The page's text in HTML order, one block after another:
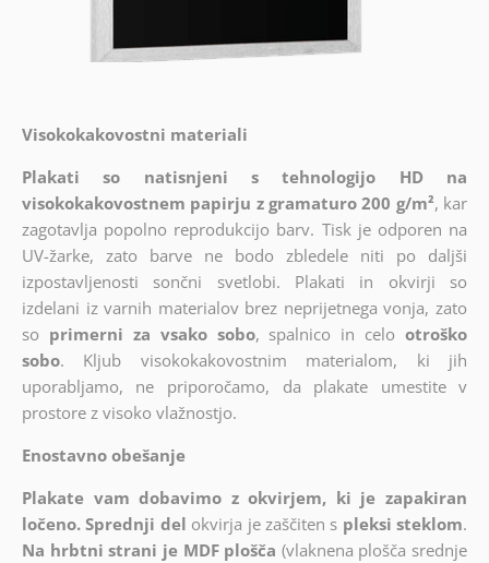
Visokokakovostni materiali
Plakati so natisnjeni s tehnologijo HD na
visokokakovostnem papirju z gramaturo 200 g/m², kar
zagotavlja popolno reprodukcijo barv. Tisk je odporen na
UV-žarke, zato barve ne bodo zbledele niti po daljši
izpostavljenosti sončni svetlobi. Plakati in okvirji so
izdelani iz varnih materialov brez neprijetnega vonja, zato
so primerni za vsako sobo, spalnico in celo otroško
sobo. Kljub visokokakovostnim materialom, ki jih
uporabljamo, ne priporočamo, da plakate umestite v
prostore z visoko vlažnostjo.
Enostavno obešanje
Plakate vam dobavimo z okvirjem, ki je zapakiran
ločeno. Sprednji del okvirja je zaščiten s pleksi steklom.
Na hrbtni strani je MDF plošča (vlaknena plošča srednje